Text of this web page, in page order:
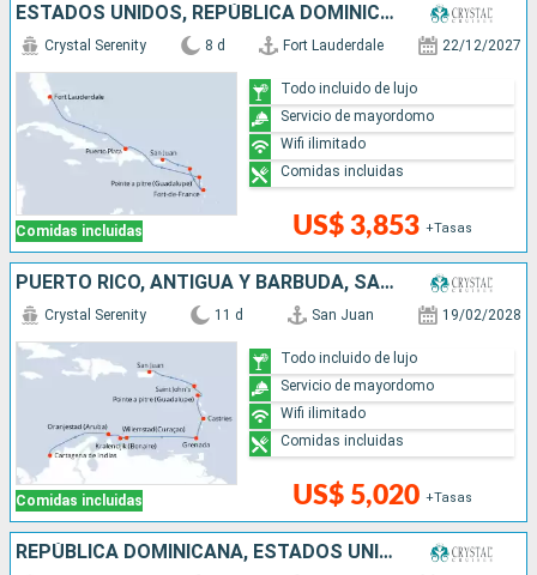
ESTADOS UNIDOS, REPÚBLICA DOMINICANA, PUERTO RICO
Comidas incluidas
Crystal Serenity 8 d Fort Lauderdale 22/12/2027
US$ 3,853 +Tasas
Todo incluido de lujo
Servicio de mayordomo
Wifi ilimitado
Comidas incluidas
PUERTO RICO, ANTIGUA Y BARBUDA, SANTA LUCIA, GRENADA, ARUBA, COLOMBIA
Comidas incluidas
Crystal Serenity 11 d San Juan 19/02/2028
US$ 5,020 +Tasas
Todo incluido de lujo
Servicio de mayordomo
Wifi ilimitado
Comidas incluidas
REPÚBLICA DOMINICANA, ESTADOS UNIDOS, MÉXICO, SANTA LUCIA, ISLAS CAIMÁN, PUERTO RICO, JAMAICA